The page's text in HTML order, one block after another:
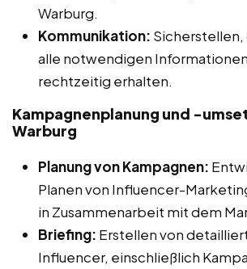
Warburg.
Kommunikation: Sicherstellen,
alle notwendigen
rechtzeitig erhalten.
Kampagnenplanung und -
Warburg
Planung von Kampagnen:
Planen von Influencer-
in Zusammenarbeit mit dem
Briefing: Erstellen von
Influencer, einschließlich